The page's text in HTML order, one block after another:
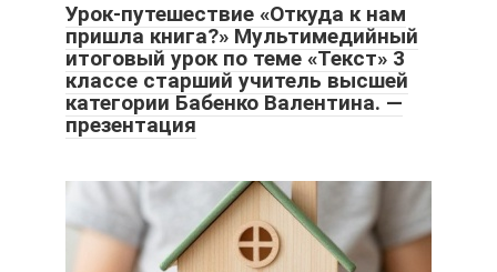
Урок-путешествие «Откуда к нам
пришла книга?» Мультимедийный
итоговый урок по теме «Текст» 3
классе старший учитель высшей
категории Бабенко Валентина. —
презентация